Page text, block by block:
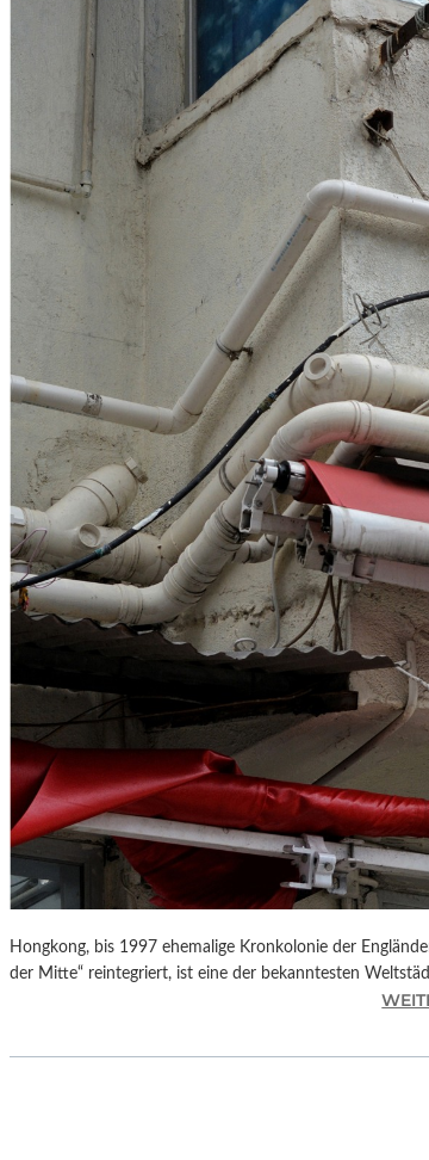
Hongkong, bis 1997 ehemalige Kronkolonie der
der Mitte“ reintegriert, ist eine der bekanntesten